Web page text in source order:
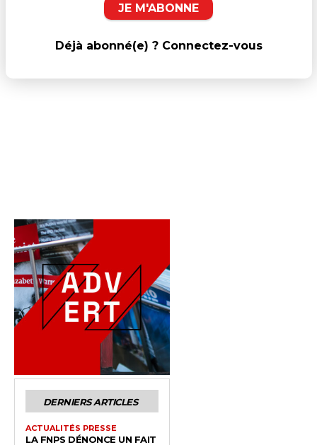
DERNIERS ARTICLES
ACTUALITÉS PRESSE
LA FNPS DÉNONCE UN FAIT